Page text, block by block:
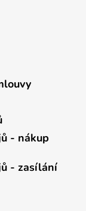
- nákup
- zasílání